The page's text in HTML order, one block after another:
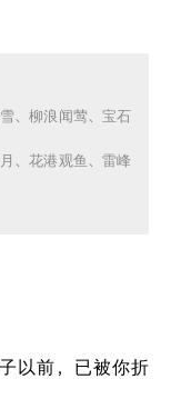
、柳浪闻莺、宝石
、花港观鱼、雷峰
以前，已被你折